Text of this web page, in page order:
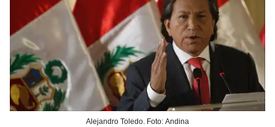
Alejandro Toledo. Foto: Andina